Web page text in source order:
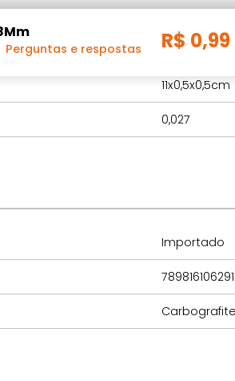
Perguntas e respostas R$ 0,99
11x0,5x0,5cm
0,027
Importado
Carbografite